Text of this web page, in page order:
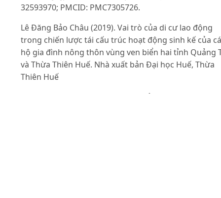
32593970; PMCID: PMC7305726.
Lê Đăng Bảo Châu (2019). Vai trò của di cư lao động
trong chiến lược tái cấu trúc hoạt động sinh kế của
hộ gia đình nông thôn vùng ven biển hai tỉnh Quảng
và Thừa Thiên Huế. Nhà xuất bản Đại học Huế, Thừa
Thiên Huế
Lê Phương Hòa (2019). Tác động của đại dịch Covid-19